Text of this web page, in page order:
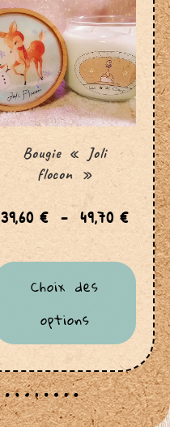
Bougie « Joli
flocon »
39,60€ – 49,70€
Choix des
options